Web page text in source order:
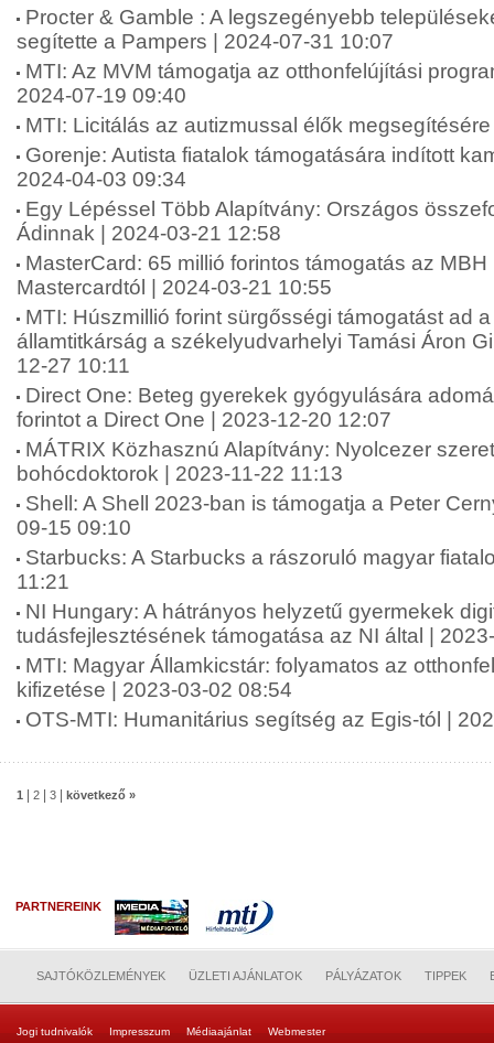
Procter & Gamble : A legszegényebb
segítette a Pampers | 2024-07-31 10:07
MTI: Az MVM támogatja az otthonfelújítási
2024-07-19 09:40
MTI: Licitálás az autizmussal élők
Gorenje: Autista fiatalok támogatására indított
2024-04-03 09:34
Egy Lépéssel Több Alapítvány: Országos
Ádinnak | 2024-03-21 12:58
MasterCard: 65 millió forintos támogatás az
Mastercardtól | 2024-03-21 10:55
MTI: Húszmillió forint sürgősségi támogatást ad
államtitkárság a székelyudvarhelyi Tamási Áron
12-27 10:11
Direct One: Beteg gyerekek gyógyulására
forintot a Direct One | 2023-12-20 12:07
MÁTRIX Közhasznú Alapítvány: Nyolcezer
bohócdoktorok | 2023-11-22 11:13
Shell: A Shell 2023-ban is támogatja a Peter
09-15 09:10
Starbucks: A Starbucks a rászoruló magyar
11:21
NI Hungary: A hátrányos helyzetű gyermekek
tudásfejlesztésének támogatása az NI által |
MTI: Magyar Államkicstár: folyamatos az
kifizetése | 2023-03-02 08:54
OTS-MTI: Humanitárius segítség az Egis-tól |
1 2 3 következő »
PARTNEREINK
SAJTÓKÖZLEMÉNYEK ÜZLETI AJÁNLATOK PÁLYÁZATOK TIPPEK
Jogi tudnivalók Impresszum Médiaajánlat Webmester